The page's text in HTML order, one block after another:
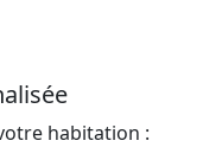
habitation :